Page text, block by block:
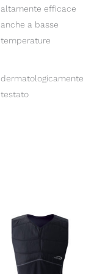
altamente efficace
anche a basse
temperature
dermatologicamente
testato